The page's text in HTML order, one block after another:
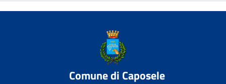
Comune di Caposele